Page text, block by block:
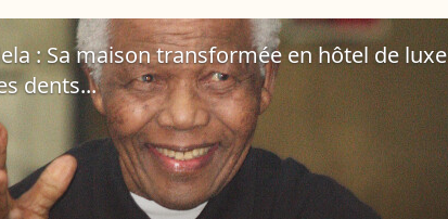
: Sa maison transformée en hôtel de luxe
dents...